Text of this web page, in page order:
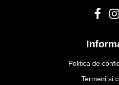
Politica de
Termeni si